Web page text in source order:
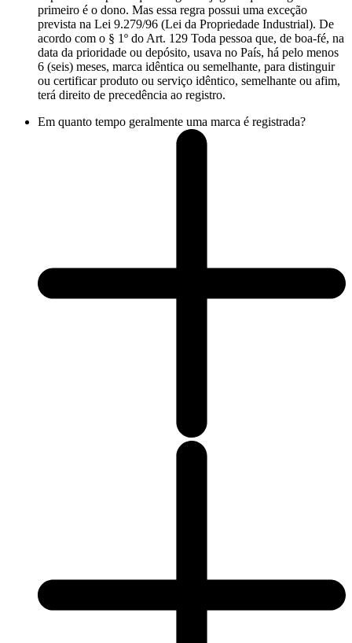
primeiro é o dono. Mas essa regra possui uma exceção
prevista na Lei 9.279/96 (Lei da Propriedade Industrial). De
acordo com o § 1º do Art. 129 Toda pessoa que, de boa-fé, na
data da prioridade ou depósito, usava no País, há pelo menos
6 (seis) meses, marca idêntica ou semelhante, para distinguir
ou certificar produto ou serviço idêntico, semelhante ou afim,
terá direito de precedência ao registro.
Em quanto tempo geralmente uma marca é registrada?